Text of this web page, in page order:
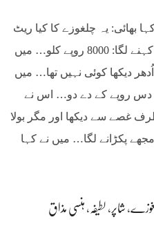
بھائی: یہ چلغوزے کا کیا ریٹ
ہے؟؟؟ کہنے لگا: 8000 روپے کلو… میں
دیکھا کوئی نہیں تھا… میں
دس روپے کے دے دو… اس نے
غصے سے دیکھا اور مگر بولا
پکڑانے لگا… میں نے کہا
، شاپر ، لطیفہ ، ہنسی مذاق